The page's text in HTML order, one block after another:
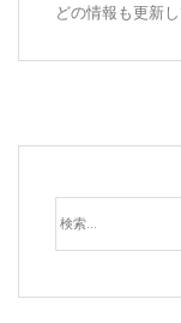
どの情報も更新し
検
索: